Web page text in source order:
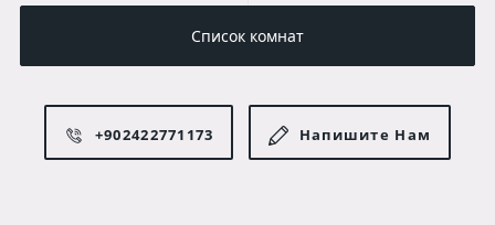
Список комнат
+902422771173 Напишите Нам